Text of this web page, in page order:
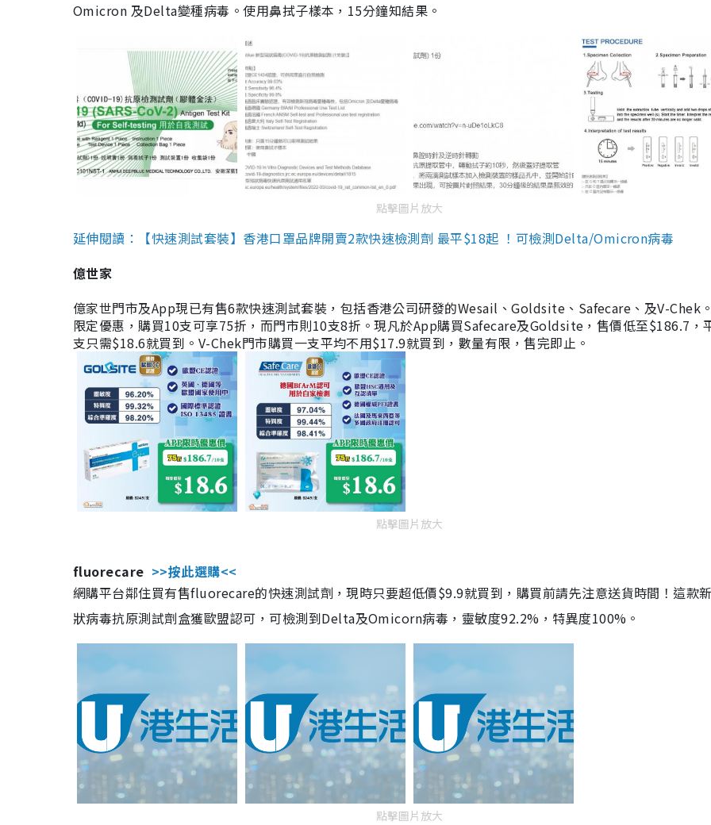
Omicron 及Delta變種病毒。使用鼻拭子樣本，15分鐘知結果。
點擊圖片放大
延伸閱讀：【快速測試套裝】香港口罩品牌開賣2款快速檢測劑 最平$18起 ！可檢測Delta/Omicron病毒
億世家
億家世門市及App現已有售6款快速測試套裝，包括香港公司研發的Wesail、Goldsite、Safecare、及V-Chek
限定優惠，購買10支可享75折，而門市則10支8折。現凡於App購買Safecare及Goldsite，售價低至$186.7，
支只需$18.6就買到。V-Chek門市購買一支平均不用$17.9就買到，數量有限，售完即止。
點擊圖片放大
fluorecare >>按此選購<<
網購平台鄰住買有售fluorecare的快速測試劑，現時只要超低價$9.9就買到，購買前請先注意送貨時間！這款
狀病毒抗原測試劑盒獲歐盟認可，可檢測到Delta及Omicorn病毒，靈敏度92.2%，特異度100%。
點擊圖片放大